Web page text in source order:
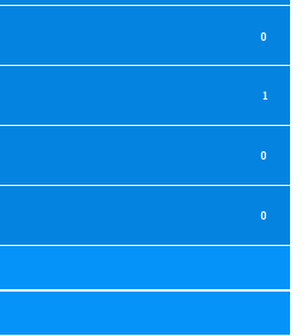
0
1
0
0